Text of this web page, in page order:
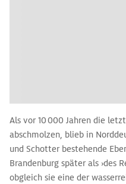
Als vor 10 000 Jahren die
abschmolzen, blieb in
und Schotter bestehende
Brandenburg später als ›des
obgleich sie eine der